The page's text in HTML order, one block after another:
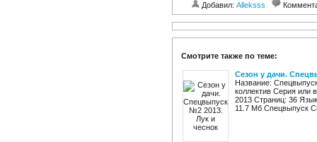
Добавил: Alleksss
Смотрите также по теме:
Сезон у дачи.
Название:
коллектив Серия или
2013 Страниц: 36
11.7 Мб Спецвыпуск